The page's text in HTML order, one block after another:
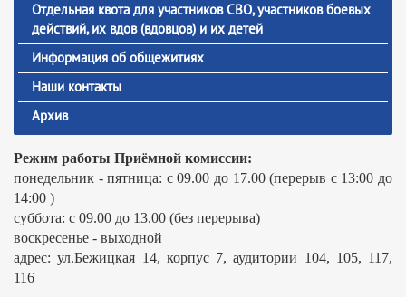
Отдельная квота для участников СВО, участников боевых
действий, их вдов (вдовцов) и их детей
Информация об общежитиях
Наши контакты
Архив
Режим работы Приёмной комиссии:
понедельник - пятница: с 09.00 до 17.00 (перерыв с 13:00 до
14:00 )
суббота: с 09.00 до 13.00 (без перерыва)
воскресенье - выходной
адрес: ул.Бежицкая 14, корпус 7, аудитории 104, 105, 117,
116